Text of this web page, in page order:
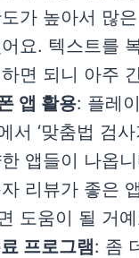
가 높아서 많
요. 텍스트를
면 되니 아주
앱 활용: 플레
서 ‘맞춤법 검
앱들이 나옵
리뷰가 좋은
도움이 될 거
프로그램: 좀